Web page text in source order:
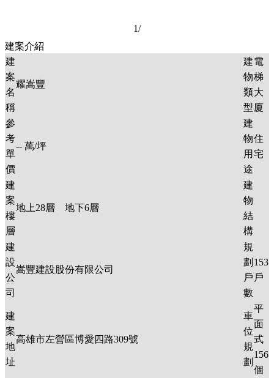
1/
建案介紹
建
案
名
稱
耀嵩豐
建
物
類
型
電
梯
大
廈
參
考
單
價
-- 萬/坪
建
物
用
途
住
宅
建
案
樓
層
地上28層 地下6層
建
物
結
構
建
設
公
司
嵩豐建設股份有限公司
規
劃
戶
數
153
戶
建
案
地
址
高雄市左營區博愛四路309號
車
位
規
劃
平
面
式
156
個